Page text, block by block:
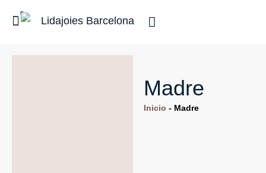
0
Madre
Inicio - Madre